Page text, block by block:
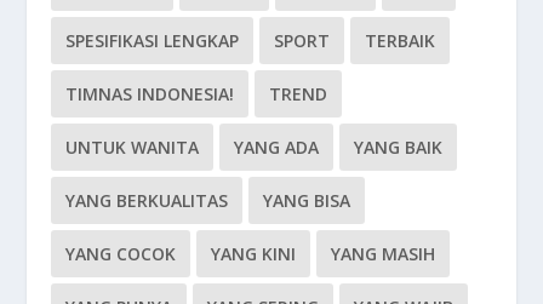
SPESIFIKASI LENGKAP SPORT TERBAIK
TIMNAS INDONESIA! TREND
UNTUK WANITA YANG ADA YANG BAIK
YANG BERKUALITAS YANG BISA
YANG COCOK YANG KINI YANG MASIH